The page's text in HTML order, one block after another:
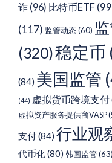
诈 (96) 比特币ETF
(117) 监管动态(60)
(320)稳定币
(84) 美国监管
(44) 虚拟货币跨境支付
虚拟资产服务提供商VASP
支付(84) 行业观
代币化(80) 韩国监管(63)